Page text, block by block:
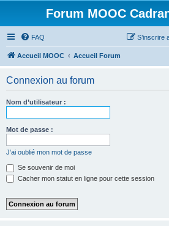
Forum MOOC
FAQ S’inscrire
Accueil MOOC Accueil Forum
Connexion au forum
Nom d’utilisateur :
Mot de passe :
J’ai oublié mon mot de passe
Se souvenir de moi
Cacher mon statut en ligne pour cette session